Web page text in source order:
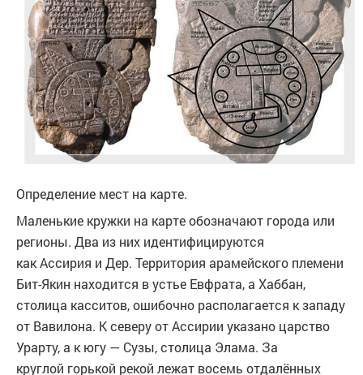
Определение мест на карте.
Маленькие кружки на карте обозначают города или
регионы. Два из них идентифицируются
как Ассирия и Дер. Территория арамейского племени
Бит-Якин находится в устье Евфрата, а Хаббан,
столица касситов, ошибочно располагается к западу
от Вавилона. К северу от Ассирии указано царство
Урарту, а к югу — Сузы, столица Элама. За
круглой горькой рекой лежат восемь отдалённых